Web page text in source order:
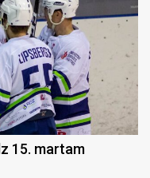
15. martam